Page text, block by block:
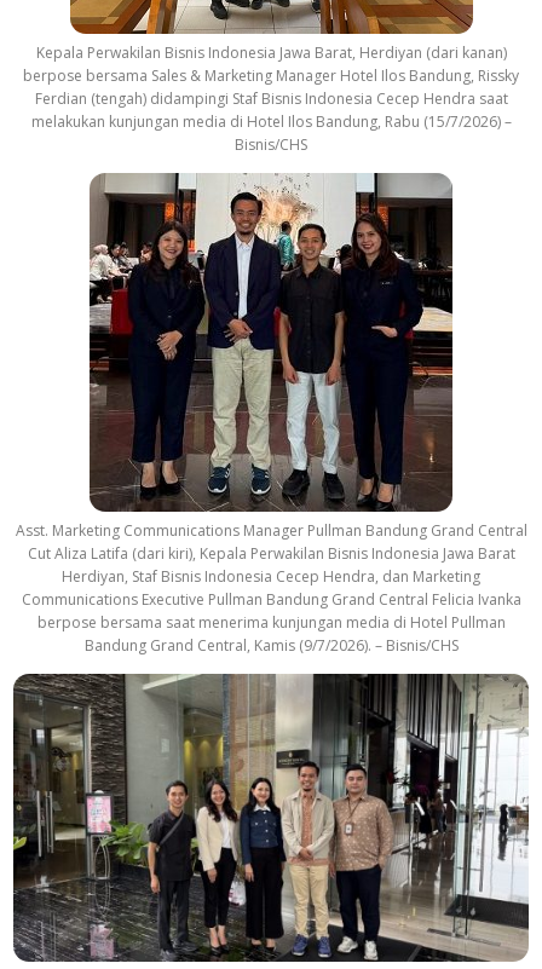
Kepala Perwakilan Bisnis Indonesia Jawa Barat, Herdiyan (dari kanan)
berpose bersama Sales & Marketing Manager Hotel Ilos Bandung, Rissky
Ferdian (tengah) didampingi Staf Bisnis Indonesia Cecep Hendra saat
melakukan kunjungan media di Hotel Ilos Bandung, Rabu (15/7/2026) –
Bisnis/CHS
Asst. Marketing Communications Manager Pullman Bandung Grand Central
Cut Aliza Latifa (dari kiri), Kepala Perwakilan Bisnis Indonesia Jawa Barat
Herdiyan, Staf Bisnis Indonesia Cecep Hendra, dan Marketing
Communications Executive Pullman Bandung Grand Central Felicia Ivanka
berpose bersama saat menerima kunjungan media di Hotel Pullman
Bandung Grand Central, Kamis (9/7/2026). – Bisnis/CHS